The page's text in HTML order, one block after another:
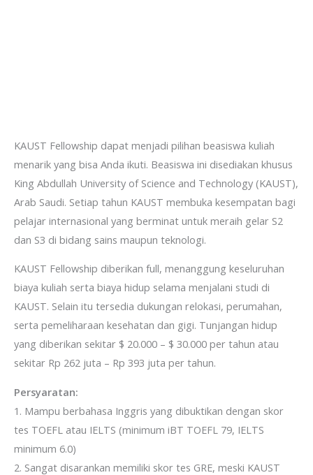
KAUST Fellowship dapat menjadi pilihan beasiswa kuliah
menarik yang bisa Anda ikuti. Beasiswa ini disediakan khusus
King Abdullah University of Science and Technology (KAUST),
Arab Saudi. Setiap tahun KAUST membuka kesempatan bagi
pelajar internasional yang berminat untuk meraih gelar S2
dan S3 di bidang sains maupun teknologi.
KAUST Fellowship diberikan full, menanggung keseluruhan
biaya kuliah serta biaya hidup selama menjalani studi di
KAUST. Selain itu tersedia dukungan relokasi, perumahan,
serta pemeliharaan kesehatan dan gigi. Tunjangan hidup
yang diberikan sekitar $ 20.000 – $ 30.000 per tahun atau
sekitar Rp 262 juta – Rp 393 juta per tahun.
Persyaratan:
1. Mampu berbahasa Inggris yang dibuktikan dengan skor
tes TOEFL atau IELTS (minimum iBT TOEFL 79, IELTS
minimum 6.0)
2. Sangat disarankan memiliki skor tes GRE, meski KAUST